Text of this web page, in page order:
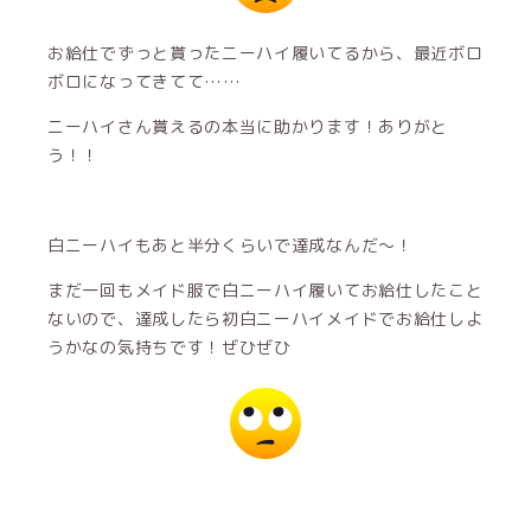
お給仕でずっと貰ったニーハイ履いてるから、最近ボロ
ボロになってきてて……
ニーハイさん貰えるの本当に助かります！ありがと
う！！
白ニーハイもあと半分くらいで達成なんだ〜！
まだ一回もメイド服で白ニーハイ履いてお給仕したこと
ないので、達成したら初白ニーハイメイドでお給仕しよ
うかなの気持ちです！ぜひぜひ